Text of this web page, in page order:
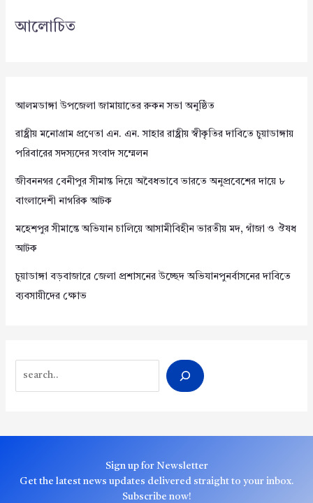
আলোচিত
আলমডাঙ্গা উপজেলা জামায়াতের রুকন সভা অনুষ্ঠিত
রাষ্ট্রীয় মনোগ্রাম প্রণেতা এন. এন. সাহার রাষ্ট্রীয় স্বীকৃতির দাবিতে চুয়াডাঙ্গায়
পরিবারের সদস্যদের সংবাদ সম্মেলন
জীবননগর বেনীপুর সীমান্ত দিয়ে অবৈধভাবে ভারতে অনুপ্রবেশের দায়ে ৮
বাংলাদেশী নাগরিক আটক
মহেশপুর সীমান্তে অভিযান চালিয়ে আসামীবিহীন ভারতীয় মদ, গাঁজা ও ঔষধ
আটক
চুয়াডাঙ্গা বড়বাজারে জেলা প্রশাসনের উচ্ছেদ অভিযানপুনর্বাসনের দাবিতে
ব্যবসায়ীদের ক্ষোভ
Sign up for Newsletter
Get the latest news updates delivered straight to your inbox.
Subscribe now!